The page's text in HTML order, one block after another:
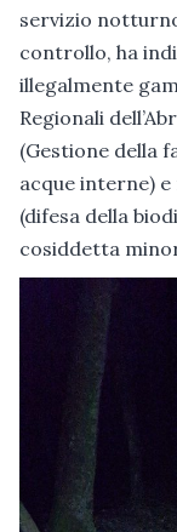
servizio
controllo, ha
illegalmente
Regionali
(Gestione della
acque interne) e
(difesa della
cosiddetta